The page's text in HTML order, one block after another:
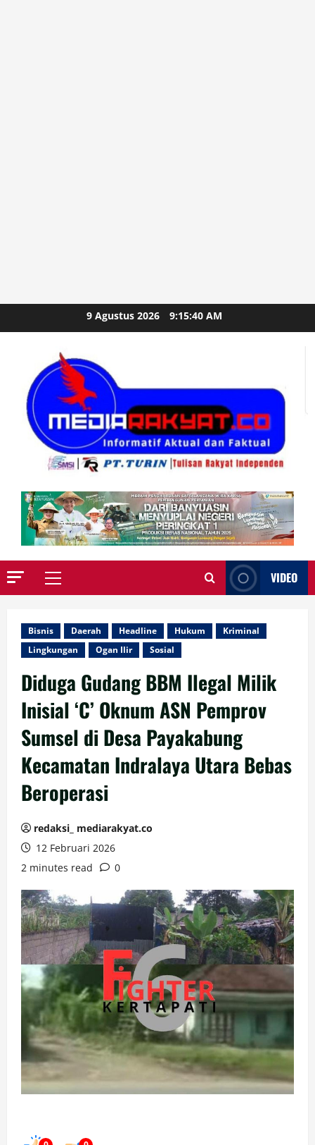
to
9 Agustus 2026 9:15:41 AM
Primary
VIDEO
Bisnis Daerah Headline Hukum
Kriminal
Lingkungan
Ogan Ilir Sosial
Diduga Gudang BBM Ilegal Milik
Inisial ‘C’ Oknum ASN Pemprov
Sumsel di Desa Payakabung
Kecamatan Indralaya Utara Bebas
Beroperasi
redaksi_ mediarakyat.co
12 Februari 2026
2 minutes read
0